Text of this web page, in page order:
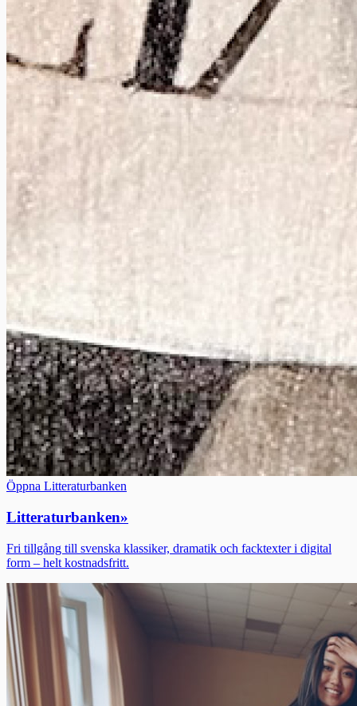
Öppna Litteraturbanken
Litteraturbanken»
Fri tillgång till svenska klassiker, dramatik och facktexter i digital
form – helt kostnadsfritt.